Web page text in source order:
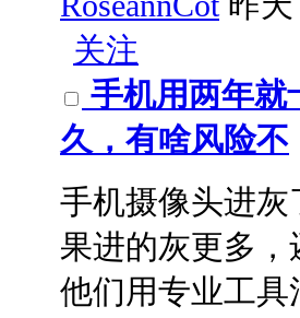
关注
手机用两年就
久，有啥风险不​
手机摄像头进
果进的灰更多
他们用专业工